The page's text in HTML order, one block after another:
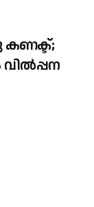
കണക്ട്;